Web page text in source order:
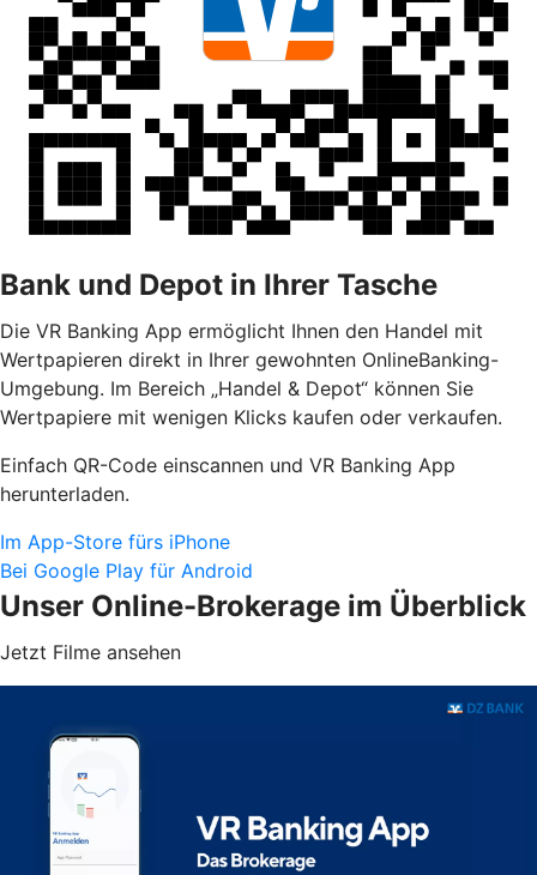
Bank und Depot in Ihrer Tasche
Die VR Banking App ermöglicht Ihnen den Handel mit
Wertpapieren direkt in Ihrer gewohnten OnlineBanking-
Umgebung. Im Bereich „Handel & Depot“ können Sie
Wertpapiere mit wenigen Klicks kaufen oder verkaufen.
Einfach QR-Code einscannen und VR Banking App
herunterladen.
Im App-Store fürs iPhone
Bei Google Play für Android
Unser Online-Brokerage im Überblick
Jetzt Filme ansehen